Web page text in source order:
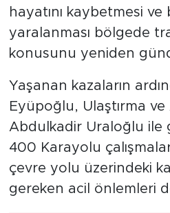
hayatını kaybetmesi ve
yaralanması bölgede
konusunu yeniden
Yaşanan kazaların
Eyüpoğlu, Ulaştırma ve
Abdulkadir Uraloğlu ile
400 Karayolu
çevre yolu üzerindeki
gereken acil önlemleri